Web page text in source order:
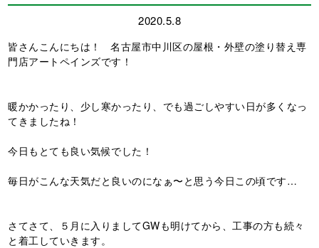
2020.5.8
皆さんこんにちは！ 名古屋市中川区の屋根・外壁の塗り替え専
門店アートペインズです！
暖かかったり、少し寒かったり、でも過ごしやすい日が多くなっ
てきましたね！
今日もとても良い気候でした！
毎日がこんな天気だと良いのになぁ〜と思う今日この頃です…
さてさて、５月に入りましてGWも明けてから、工事の方も続々
と着工していきます。